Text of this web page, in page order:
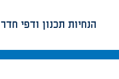
הנחיות תכנון ודפי חדר